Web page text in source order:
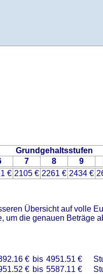
Grundgehaltsstufen
7 8 9
€ 2105 € 2261 € 2434 €
Übersicht auf volle
um die genauen Beträge
€ bis 4951.51 €
€ bis 5587.11 €